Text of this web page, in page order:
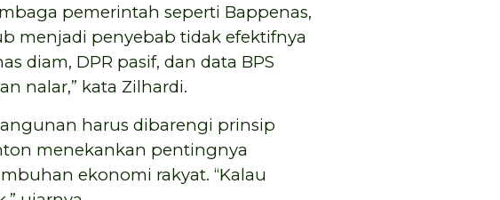
pemerintah seperti Bappenas,
menjadi penyebab tidak efektifnya
diam, DPR pasif, dan data BPS
nalar,” kata Zilhardi.
harus dibarengi prinsip
menekankan pentingnya
ekonomi rakyat. “Kalau